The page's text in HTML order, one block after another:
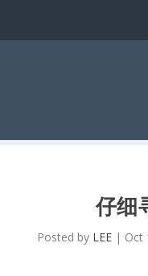
仔细
Posted by LEE | Oct